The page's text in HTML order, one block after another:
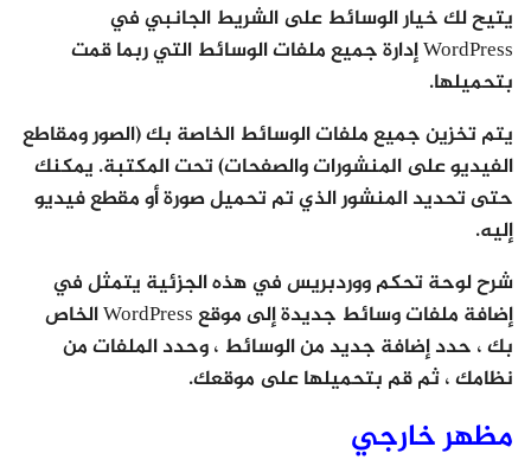
يتيح لك خيار الوسائط على الشريط الجانبي في
WordPress إدارة جميع ملفات الوسائط التي ربما قمت
بتحميلها.
يتم تخزين جميع ملفات الوسائط الخاصة بك (الصور ومقاطع
الفيديو على المنشورات والصفحات) تحت المكتبة. يمكنك
حتى تحديد المنشور الذي تم تحميل صورة أو مقطع فيديو
إليه.
شرح لوحة تحكم ووردبريس في هذه الجزئية يتمثل في
إضافة ملفات وسائط جديدة إلى موقع WordPress الخاص
بك ، حدد إضافة جديد من الوسائط ، وحدد الملفات من
نظامك ، ثم قم بتحميلها على موقعك.
مظهر خارجي